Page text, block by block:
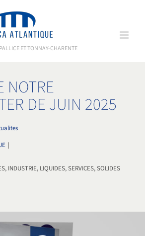
ET TONNAY-CHARENTE
NOTRE
DE JUIN 2025
|
INDUSTRIE, LIQUIDES, SERVICES, SOLIDES